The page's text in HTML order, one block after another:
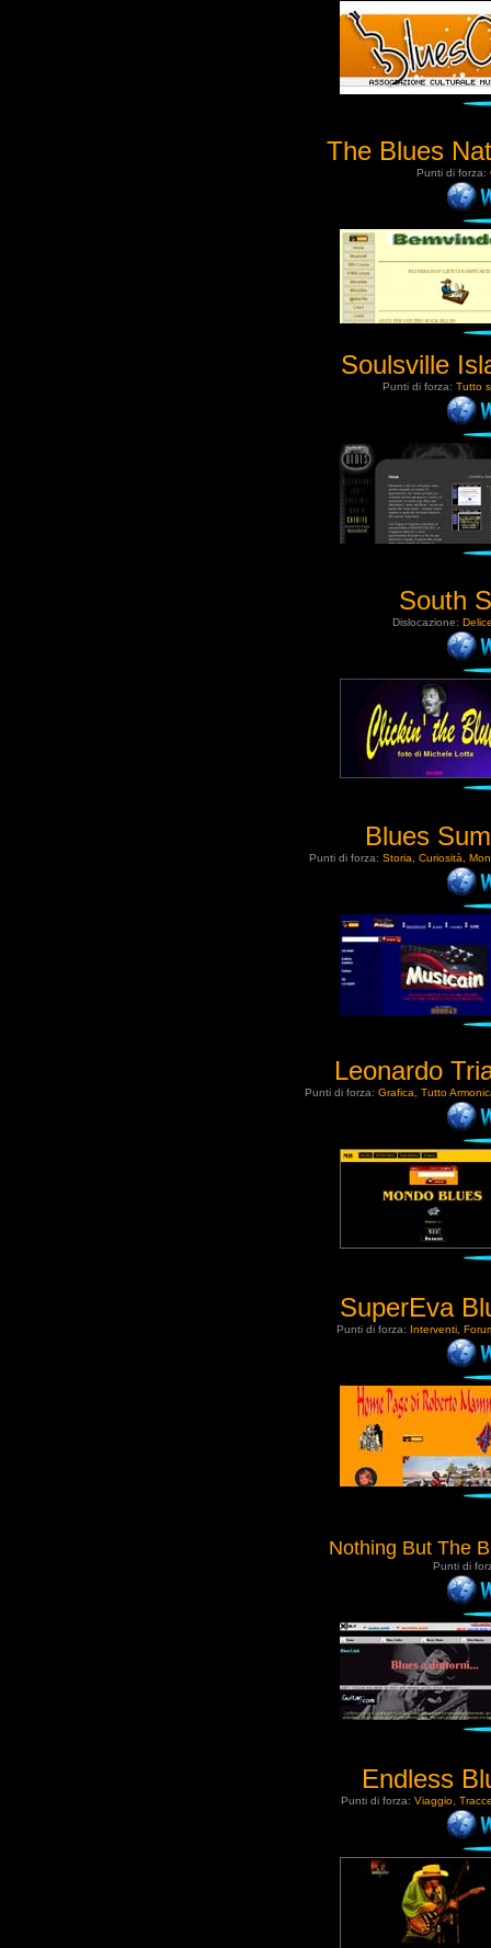
The Blues
Punti di forza:
Soulsville
Punti di forza: Tutto
South
Dislocazione:
Blues
Punti di forza: Storia, Curiosità,
Leonardo
Punti di forza: Grafica, Tutto
SuperEva
Punti di forza: Interventi,
Nothing But The
Punti di
Endless
Punti di forza: Viaggio,